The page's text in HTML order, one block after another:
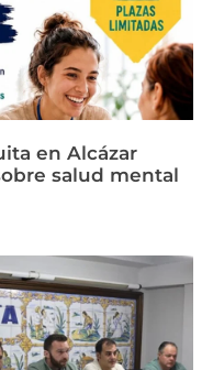
en Alcázar
salud mental